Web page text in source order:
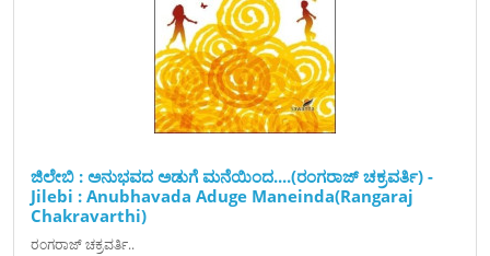
ಜಿಲೇಬಿ : ಅನುಭವದ ಅಡುಗೆ ಮನೆಯಿಂದ....(ರಂಗರಾಜ್ ಚಕ್ರವರ್ತಿ) -
Jilebi : Anubhavada Aduge Maneinda(Rangaraj
Chakravarthi)
ರಂಗರಾಜ್ ಚಕ್ರವರ್ತಿ..